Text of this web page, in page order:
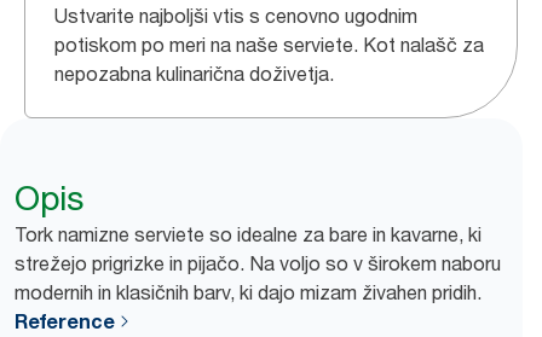
Ustvarite najboljši vtis s cenovno ugodnim
potiskom po meri na naše serviete. Kot nalašč za
nepozabna kulinarična doživetja.
Opis
Tork namizne serviete so idealne za bare in kavarne, ki
strežejo prigrizke in pijačo. Na voljo so v širokem naboru
modernih in klasičnih barv, ki dajo mizam živahen pridih.
Reference